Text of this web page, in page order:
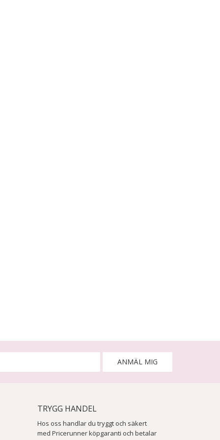
ANMÄL MIG
TRYGG HANDEL
Hos oss handlar du tryggt och säkert
med Pricerunner köpgaranti och betalar